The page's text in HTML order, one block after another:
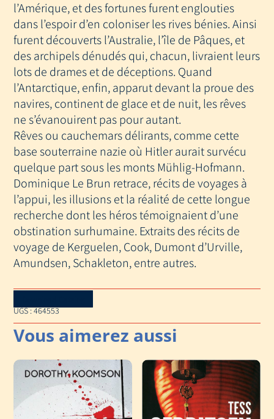
l’Amérique, et des fortunes furent englouties
dans l’espoir d’en coloniser les rives bénies. Ainsi
furent découverts l’Australie, l’île de Pâques, et
des archipels dénudés qui, chacun, livraient leurs
lots de drames et de déceptions. Quand
l’Antarctique, enfin, apparut devant la proue des
navires, continent de glace et de nuit, les rêves
ne s’évanouirent pas pour autant.
Rêves ou cauchemars délirants, comme cette
base souterraine nazie où Hitler aurait survécu
quelque part sous les monts Mühlig-Hofmann.
Dominique Le Brun retrace, récits de voyages à
l’appui, les illusions et la réalité de cette longue
recherche dont les héros témoignaient d’une
obstination surhumaine. Extraits des récits de
voyage de Kerguelen, Cook, Dumont d’Urville,
Amundsen, Schakleton, entre autres.
UGS :464553